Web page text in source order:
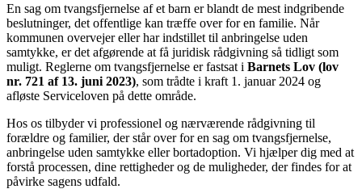
En sag om tvangsfjernelse af et barn er blandt de mest indgribende
beslutninger, det offentlige kan træffe over for en familie. Når
kommunen overvejer eller har indstillet til anbringelse uden
samtykke, er det afgørende at få juridisk rådgivning så tidligt som
muligt. Reglerne om tvangsfjernelse er fastsat i Barnets Lov (lov
nr. 721 af 13. juni 2023), som trådte i kraft 1. januar 2024 og
afløste Serviceloven på dette område.
Hos os tilbyder vi professionel og nærværende rådgivning til
forældre og familier, der står over for en sag om tvangsfjernelse,
anbringelse uden samtykke eller bortadoption. Vi hjælper dig med at
forstå processen, dine rettigheder og de muligheder, der findes for at
påvirke sagens udfald.